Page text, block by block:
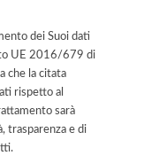
dei Suoi dati
UE 2016/679 di
che la citata
rispetto al
sarà
trasparenza e di